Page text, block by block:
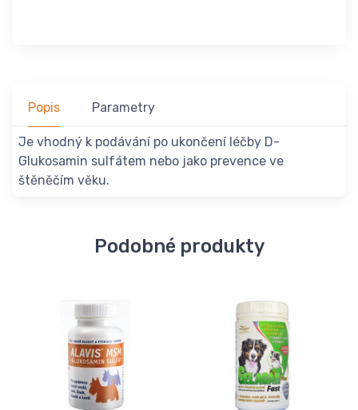
Popis Parametry
Je vhodný k podávání po ukončení léčby D-
Glukosamin sulfátem nebo jako prevence ve
štěněčím věku.
Podobné produkty